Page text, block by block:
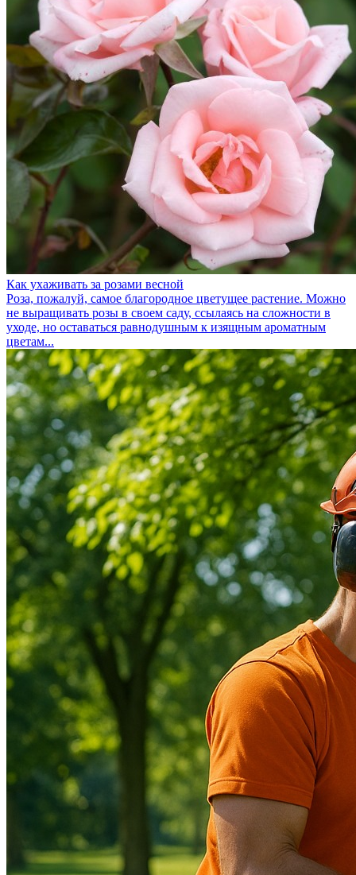
Как ухаживать за розами весной
Роза, пожалуй, самое благородное цветущее растение. Можно
не выращивать розы в своем саду, ссылаясь на сложности в
уходе, но оставаться равнодушным к изящным ароматным
цветам...